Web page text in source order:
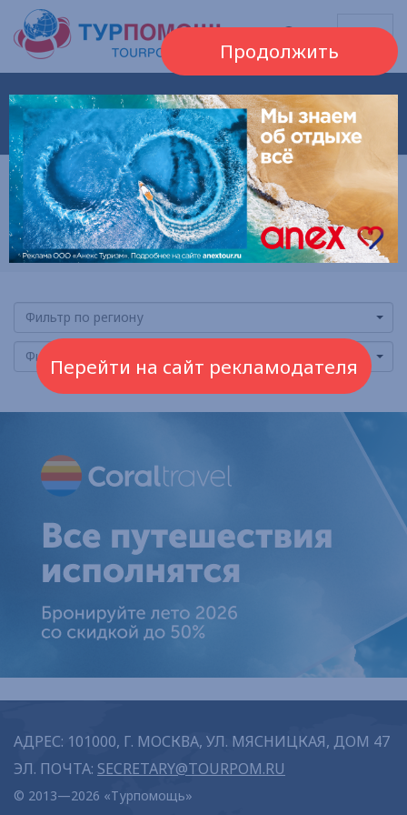
РЕЕСТР ТУРАГЕНТСТВ
РЕЕСТР ТУРОПЕРАТОРОВ
Фильтр по региону
Фильтр по городу
АДРЕС: 101000, Г. МОСКВА, УЛ. МЯСНИЦКАЯ, ДОМ 47
ЭЛ. ПОЧТА: SECRETARY@TOURPOM.RU
© 2013—2026 «Турпомощь»
Продолжить
Перейти на сайт рекламодателя